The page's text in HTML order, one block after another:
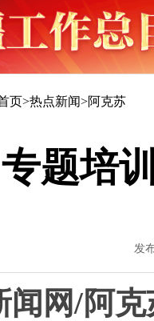
合在一起”
页>热点新闻>阿克苏
专题培
发
网/阿克